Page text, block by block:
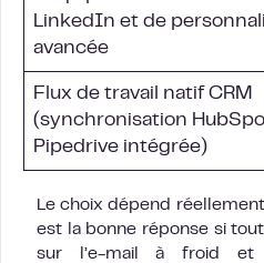
LinkedIn et de
avancée
Flux de travail natif CRM
(synchronisation
Pipedrive intégrée)
Le choix dépend
est la bonne réponse si
sur l’e-mail à froid